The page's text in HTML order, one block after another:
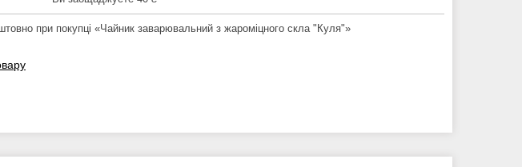
при покупці «Чайник заварювальний з жароміцного скла "Куля"»